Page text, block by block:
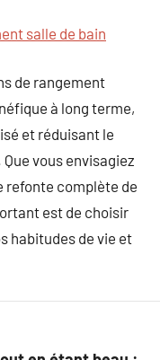
salle de bain
de rangement
à long terme,
et réduisant le
vous envisagiez
refonte complète de
est de choisir
habitudes de vie et